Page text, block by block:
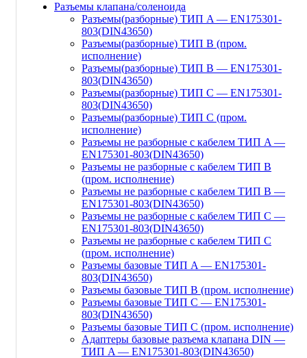
Разъемы клапана/соленоида
Разъемы(разборные) ТИП A — EN175301-
803(DIN43650)
Разъемы(разборные) ТИП В (пром.
исполнение)
Разъемы(разборные) ТИП B — EN175301-
803(DIN43650)
Разъемы(разборные) ТИП C — EN175301-
803(DIN43650)
Разъемы(разборные) ТИП С (пром.
исполнение)
Разъемы не разборные с кабелем ТИП A —
EN175301-803(DIN43650)
Разъемы не разборные с кабелем ТИП B
(пром. исполнение)
Разъемы не разборные с кабелем ТИП B —
EN175301-803(DIN43650)
Разъемы не разборные с кабелем ТИП C —
EN175301-803(DIN43650)
Разъемы не разборные с кабелем ТИП C
(пром. исполнение)
Разъемы базовые ТИП A — EN175301-
803(DIN43650)
Разъемы базовые ТИП В (пром. исполнение)
Разъемы базовые ТИП C — EN175301-
803(DIN43650)
Разъемы базовые ТИП C (пром. исполнение)
Адаптеры базовые разъема клапана DIN —
ТИП A — EN175301-803(DIN43650)